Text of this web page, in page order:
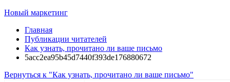
Новый маркетинг
Главная
Публикации читателей
Как узнать, прочитано ли ваше письмо
5acc2ea95b45d7440f393de176880672
Вернуться к "Как узнать, прочитано ли ваше письмо"